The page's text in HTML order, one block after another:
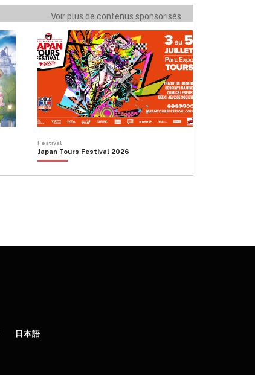
Voir plus de contenus sponsorisés
Festival
Japan Tours Festival 2026
日本語